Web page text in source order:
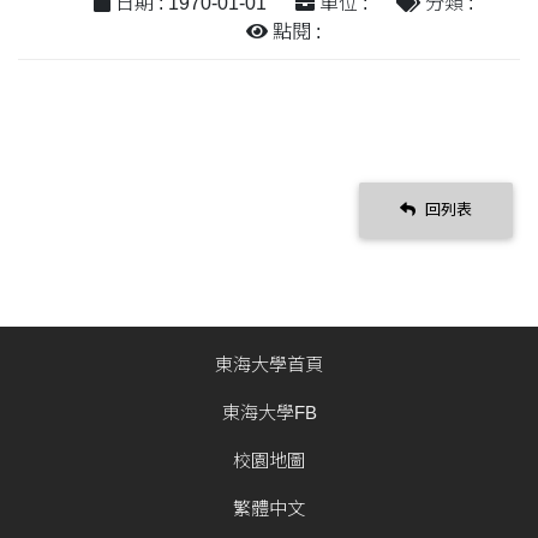
點閱 :
回列表
東海大學首頁
東海大學FB
校園地圖
繁體中文